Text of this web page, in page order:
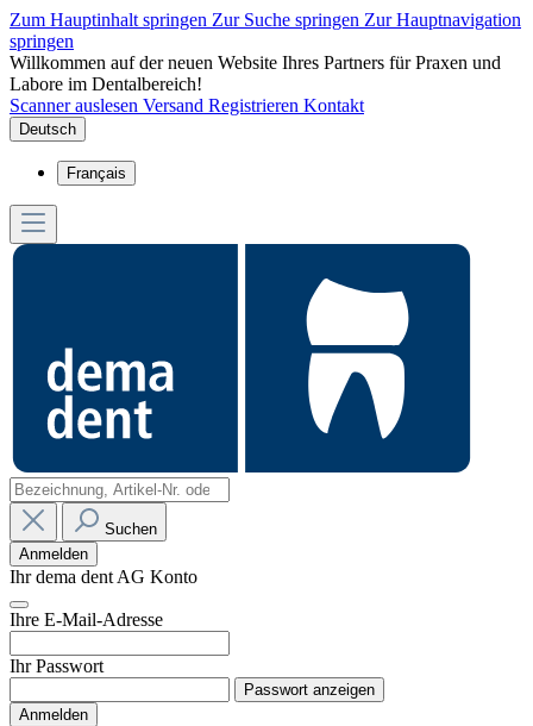
Zum Hauptinhalt springen Zur Suche springen Zur Hauptnavigation
springen
Willkommen auf der neuen Website Ihres Partners für Praxen und
Labore im Dentalbereich!
Scanner auslesen Versand Registrieren Kontakt
Deutsch
Français
Suchen
Anmelden
Ihr dema dent AG Konto
Ihre E-Mail-Adresse
Ihr Passwort
Passwort anzeigen
Anmelden